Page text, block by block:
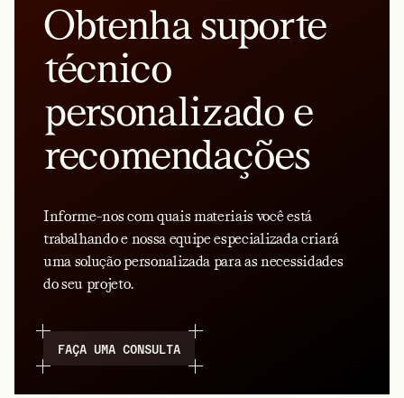
Obtenha suporte
técnico
personalizado e
recomendações
Informe-nos com quais materiais você está
trabalhando e nossa equipe especializada criará
uma solução personalizada para as necessidades
do seu projeto.
FAÇA UMA CONSULTA